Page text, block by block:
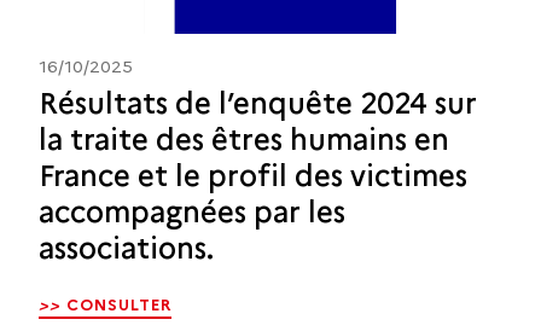
16/10/2025
Résultats de l’enquête 2024 sur
la traite des êtres humains en
France et le profil des victimes
accompagnées par les
associations.
>> CONSULTER